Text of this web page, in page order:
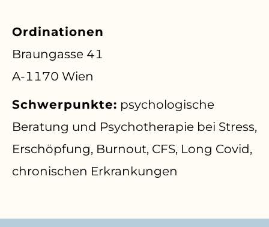
Ordinationen
Braungasse 41
A-1170 Wien
Schwerpunkte: psychologische
Beratung und Psychotherapie bei Stress,
Erschöpfung, Burnout, CFS, Long Covid,
chronischen Erkrankungen